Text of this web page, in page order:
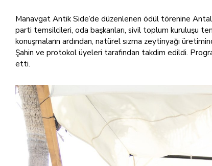
Manavgat Antik Side’de düzenlenen ödül törenine
parti temsilcileri, oda başkanları, sivil toplum kuruluşu
konuşmaların ardından, natürel sızma zeytinyağı
Şahin ve protokol üyeleri tarafından takdim edildi.
etti.